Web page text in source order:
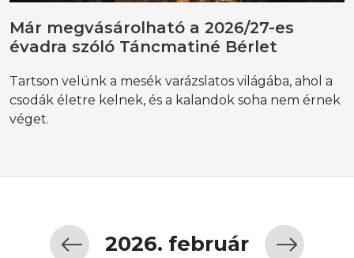
Már megvásárolható a 2026/27-es
évadra szóló Táncmatiné Bérlet
Tartson velünk a mesék varázslatos világába, ahol a
csodák életre kelnek, és a kalandok soha nem érnek
véget.
2026. február